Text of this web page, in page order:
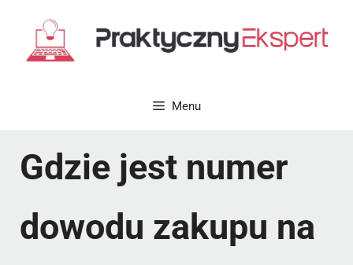
Menu
Gdzie jest numer
dowodu zakupu na